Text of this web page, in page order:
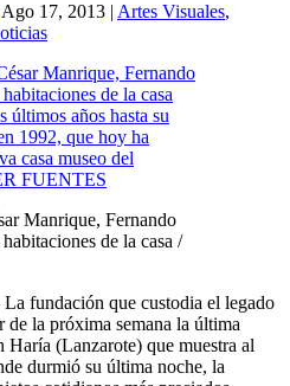
Ago 17, 2013 | Artes Visuales,
Manrique, Fernando
de la casa /
La fundación que custodia el legado
de la próxima semana la última
Haría (Lanzarote) que muestra al
durmió su última noche, la